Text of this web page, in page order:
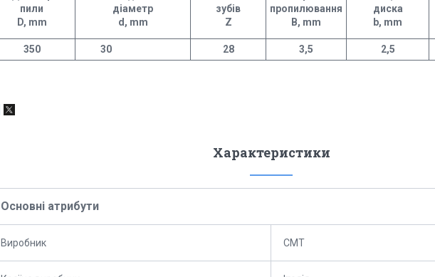
пили
D, mm
діаметр
d, mm
зубів
Z
пропилювання
В, mm
диска
b, mm
350 30 28 3,5 2,5
Характеристики
Основні атрибути
Виробник СМТ